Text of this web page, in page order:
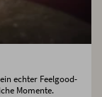
echter Feelgood-
Momente.